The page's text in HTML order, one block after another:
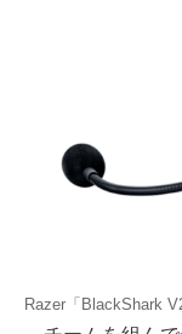
Razer「BlackShark